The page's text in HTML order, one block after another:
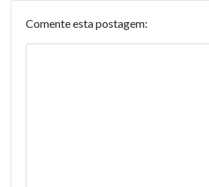
Comente esta postagem: